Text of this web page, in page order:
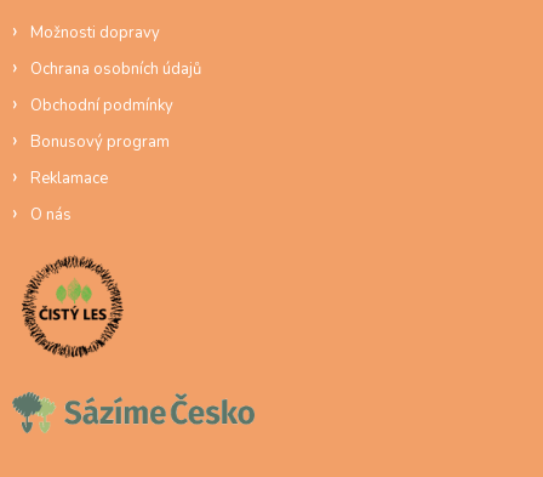
Možnosti dopravy
Ochrana osobních údajů
Obchodní podmínky
Bonusový program
Reklamace
O nás